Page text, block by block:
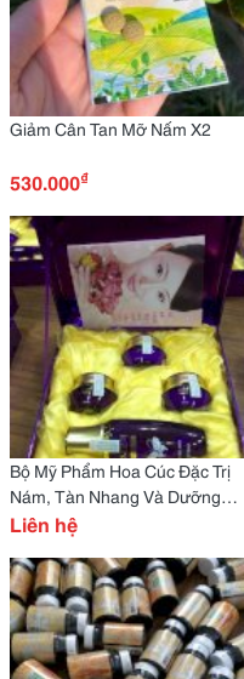
Giảm Cân Tan Mỡ Nấm X2
530.000₫
Bộ Mỹ Phẩm Hoa Cúc Đặc Trị
Nám, Tàn Nhang Và Dưỡng
Trắng Da
Liên hệ